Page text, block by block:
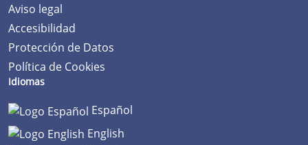
Aviso legal
Accesibilidad
Protección de Datos
Política de Cookies
Idiomas
Español
English